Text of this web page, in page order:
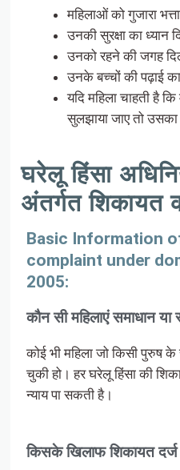
महिलाओं को गुजारा
उनकी सुरक्षा का ध्यान
उनको रहने की जगह
उनके बच्चों की पढ़ाई
यदि महिला चाहती है
सुलझाया जाए तो उसका
घरेलू हिंसा
अंतर्गत शिकायत
Basic Information
complaint under
2005:
कौन सी महिलाएं समाधान
कोई भी महिला जो किसी पुरुष
चुकी हो। हर घरेलू हिंसा की
न्याय पा सकती है।
किसके खिलाफ शिकायत